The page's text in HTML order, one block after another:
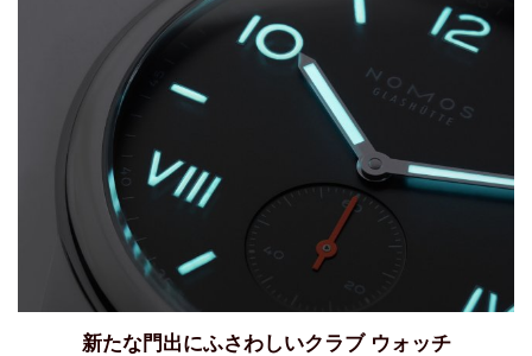
新たな門出にふさわしいクラブ ウォッチ